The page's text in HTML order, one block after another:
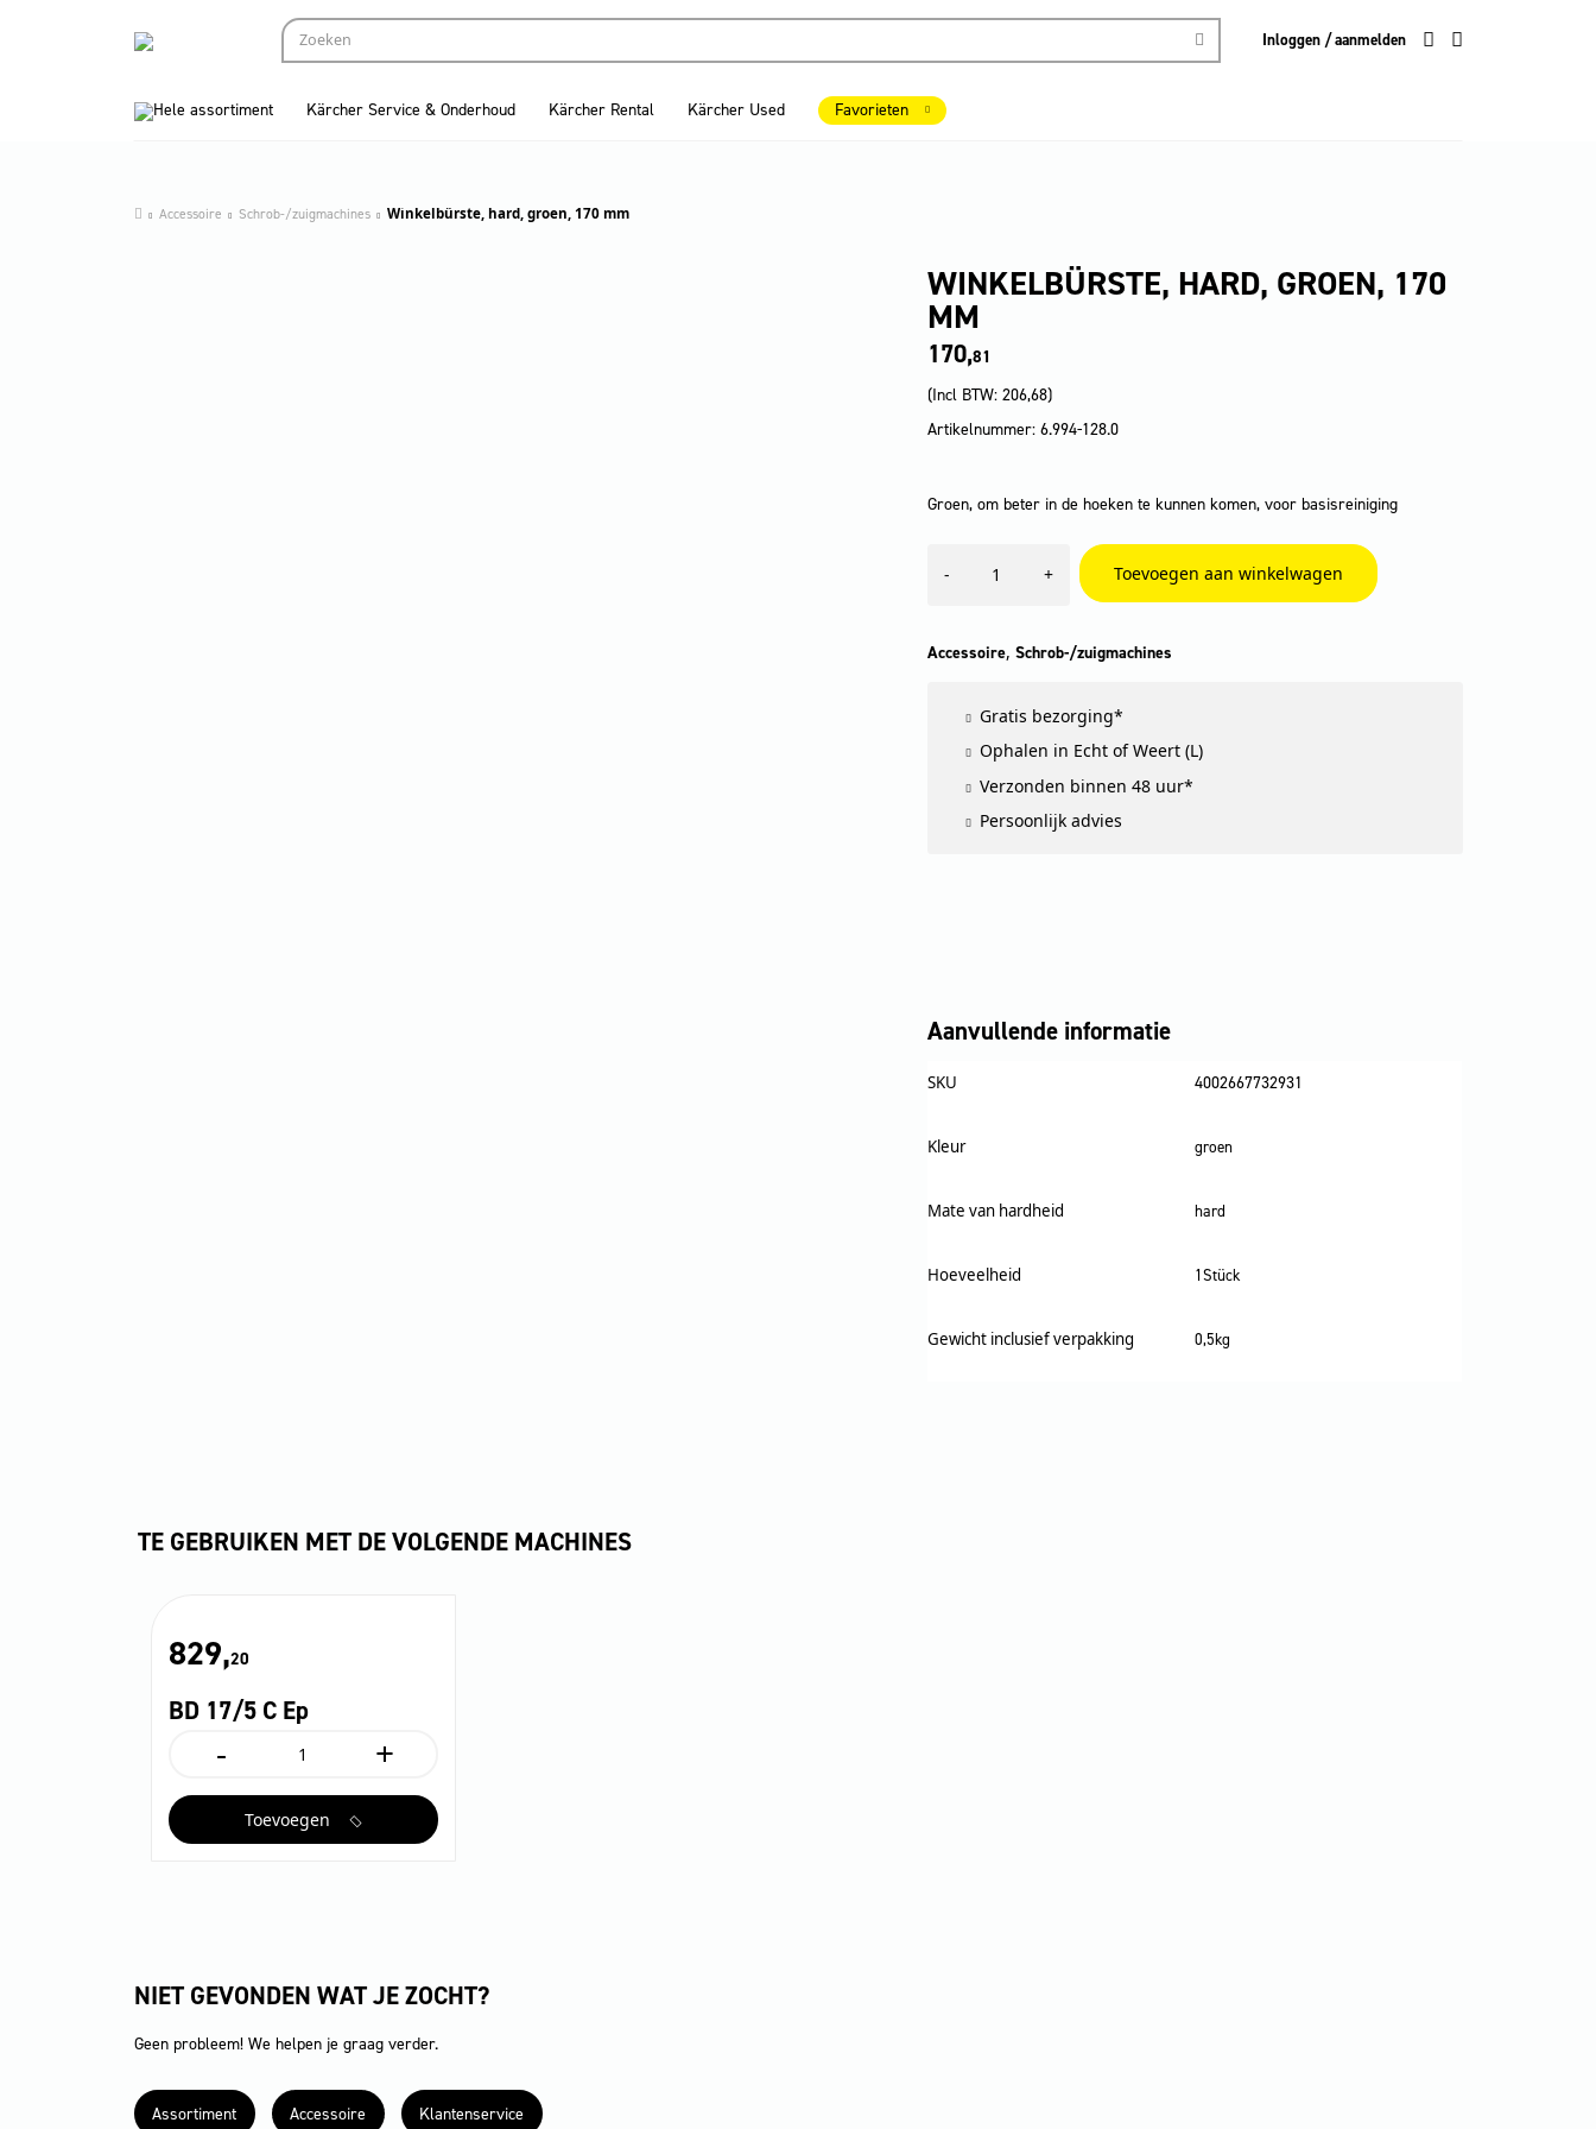
Inloggen / aanmelden
Hele assortiment Kärcher Service & Onderhoud Kärcher Rental Kärcher Used Favorieten
Accessoire Schrob-/zuigmachines Winkelbürste, hard, groen, 170 mm
WINKELBÜRSTE, HARD, GROEN, 170
MM
170,81
(Incl BTW: 206,68)
Artikelnummer: 6.994-128.0
Groen, om beter in de hoeken te kunnen komen, voor basisreiniging
-
hard,
mm
+ Toevoegen aan winkelwagen
Accessoire, Schrob-/zuigmachines
Gratis bezorging*
Ophalen in Echt of Weert (L)
Verzonden binnen 48 uur*
Persoonlijk advies
Aanvullende informatie
SKU 4002667732931
Kleur groen
Mate van hardheid hard
Hoeveelheid 1Stück
Gewicht inclusief verpakking 0,5kg
TE GEBRUIKEN MET DE VOLGENDE MACHINES
829,20
BD 17/5 C Ep
-
C
aantal
+
Toevoegen
NIET GEVONDEN WAT JE ZOCHT?
Geen probleem! We helpen je graag verder.
Assortiment Accessoire Klantenservice